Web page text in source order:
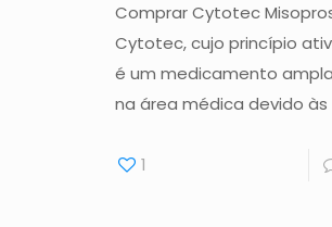
Comprar Cytotec
Cytotec, cujo princípio
é um medicamento
na área médica devido às
1